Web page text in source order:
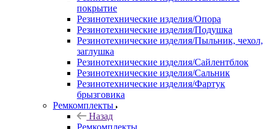
покрытие
Резинотехнические изделия/Опора
Резинотехнические изделия/Подушка
Резинотехнические изделия/Пыльник, чехол,
заглушка
Резинотехнические изделия/Сайлентблок
Резинотехнические изделия/Сальник
Резинотехнические изделия/Фартук
брызговика
Ремкомплекты
Назад
Ремкомплекты